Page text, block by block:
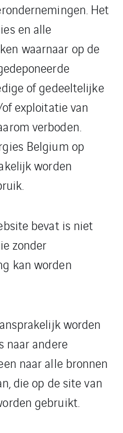
Het
en alle
waarnaar op de
of gedeeltelijke
exploitatie van
verboden.
Belgium op
worden
bevat is niet
zonder
kan worden
worden
naar andere
naar alle bronnen
die op de site van
gebruikt.